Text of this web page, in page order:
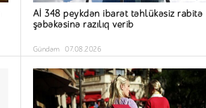
Aİ 348 peykdən ibarət təhlükəsiz rabitə
şəbəkəsinə razılıq verib
Gündəm 07.08.2026